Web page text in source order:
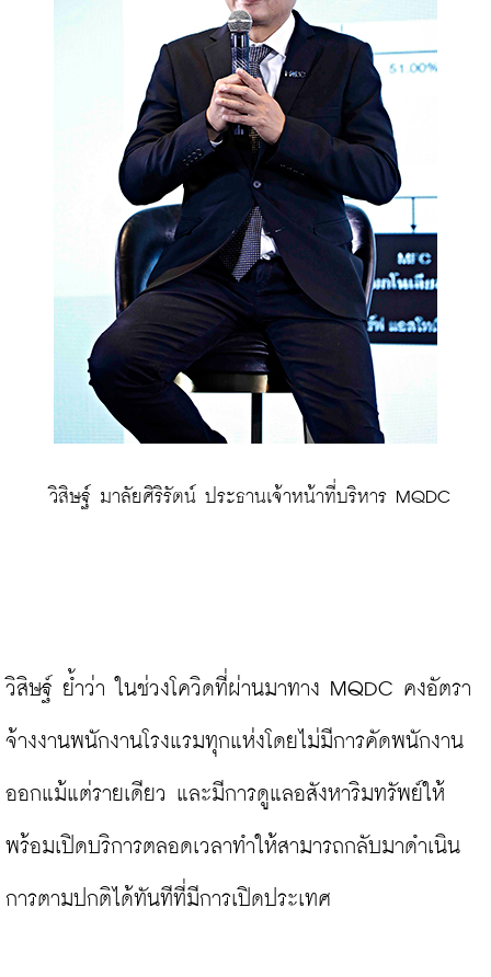
วิสิษฐ์ มาลัยศิริรัตน์ ประธานเจ้าหน้าที่บริหาร MQDC
วิสิษฐ์ ย้ำว่า ในช่วงโควิดที่ผ่านมาทาง MQDC คงอัตรา
จ้างงานพนักงานโรงแรมทุกแห่งโดยไม่มีการคัดพนักงาน
ออกแม้แต่รายเดียว และมีการดูแลอสังหาริมทรัพย์ให้
พร้อมเปิดบริการตลอดเวลาทำให้สามารถกลับมาดำเนิน
การตามปกติได้ทันทีที่มีการเปิดประเทศ